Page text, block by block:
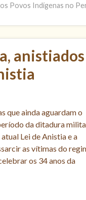
Povos Indígenas no
que ainda aguardam o
da ditadura
Lei de Anistia e a
as vítimas do
os 34 anos da